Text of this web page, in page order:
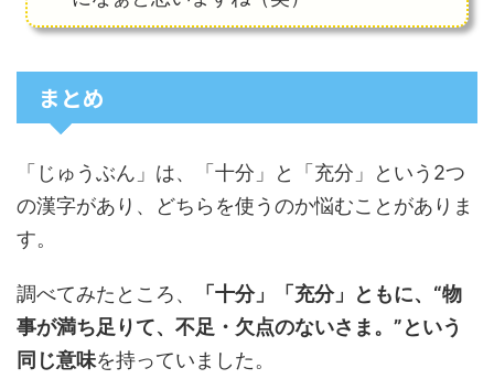
まとめ
「じゅうぶん」は、「十分」と「充分」という2つ
の漢字があり、どちらを使うのか悩むことがありま
す。
調べてみたところ、
「十分」「充分」ともに、“物
事が満ち足りて、不足・欠点のないさま。”という
同じ意味を持っていました。